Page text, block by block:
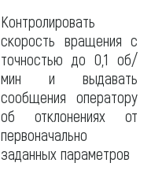
Контролировать
скорость вращения с
точностью до 0,1 об/
мин и выдавать
сообщения оператору
об отклонениях от
первоначально
заданных параметров